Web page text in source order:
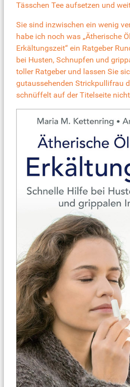
Tässchen Tee aufsetzen und
Sie sind inzwischen ein wenig
habe ich noch was „Ätherische
Erkältungszeit“ ein Ratgeber
bei Husten, Schnupfen und
toller Ratgeber und lassen Sie
gutaussehenden Strickpullifrau
schnüffelt auf der Titelseite